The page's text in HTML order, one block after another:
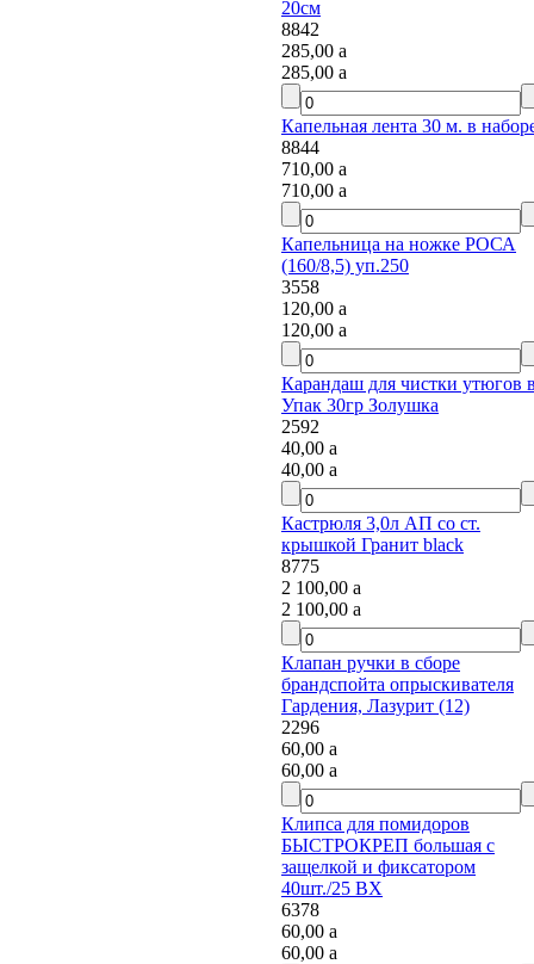
20см
8842
285,00a
285,00a
Капельная лента 30 м. в наборе
8844
710,00a
710,00a
Капельница на ножке РОСА
(160/8,5) уп.250
3558
120,00a
120,00a
Карандаш для чистки утюгов в
Упак 30гр Золушка
2592
40,00a
40,00a
Кастрюля 3,0л АП со ст.
крышкой Гранит black
8775
2 100,00a
2 100,00a
Клапан ручки в сборе
брандспойта опрыскивателя
Гардения, Лазурит (12)
2296
60,00a
60,00a
Клипса для помидоров
БЫСТРОКРЕП большая с
защелкой и фиксатором
40шт./25 ВХ
6378
60,00a
60,00a